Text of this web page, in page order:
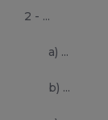
2 - ...
a) ...
b) ...